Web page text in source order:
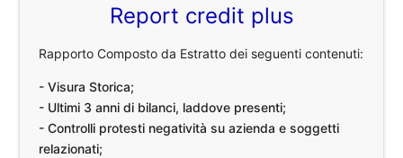
Report credit plus
Rapporto Composto da Estratto dei seguenti contenuti:
- Visura Storica;
- Ultimi 3 anni di bilanci, laddove presenti;
- Controlli protesti negatività su azienda e soggetti
relazionati;